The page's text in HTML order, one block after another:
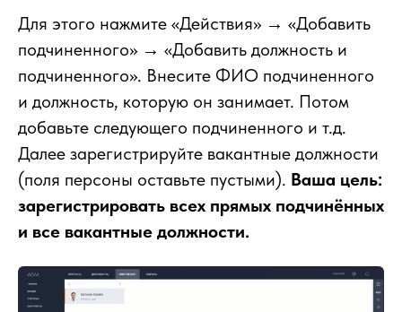
Для этого нажмите «Действия» → «Добавить
подчиненного» → «Добавить должность и
подчиненного». Внесите ФИО подчиненного
и должность, которую он занимает. Потом
добавьте следующего подчиненного и т.д.
Далее зарегистрируйте вакантные должности
(поля персоны оставьте пустыми). Ваша цель:
зарегистрировать всех прямых подчинённых
и все вакантные должности.